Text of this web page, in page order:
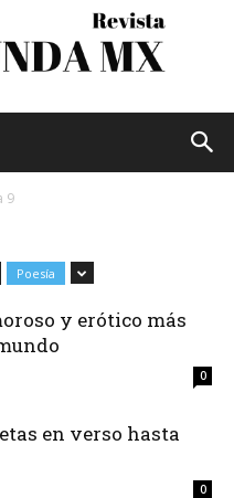
9
Poesía
y erótico más
0
en verso hasta
0